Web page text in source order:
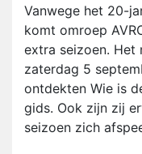
Vanwege het 20-
komt omroep
extra seizoen. Het
zaterdag 5
ontdekten Wie is
gids. Ook zijn zij
seizoen zich